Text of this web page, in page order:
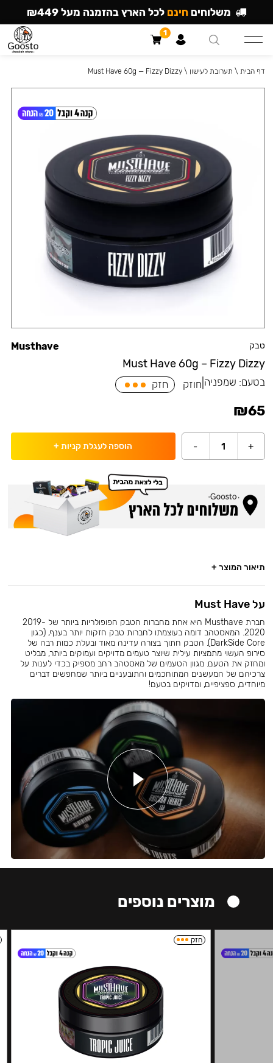
טבק
Must Have 60g – Fizzy Dizzy
Musthave
בטעם: שמפניה חוזק חזק
₪65
+
1
- הוספה לעגלת קניות +
דף הבית \ תערובת לעישון \
Must Have 60g — Fizzy Dizzy
תיאור המוצר +
על Must Have
חברת Musthave היא אחת מחברות הטבק הפופולריות ביותר של 2019-
2020. המאסטהב דומה בעוצמתו לחברות טבק חזקות יותר בענף, (כגון
DarkSide Core). הטבק חתוך בצורה עדינה מאוד ובעלת כמות רבה של
סירופ העשוי מתמציות עילית שיוצר טעמים מדויקים ועמוקים ביותר, מבליט
ומחזק את הטעם. מגוון הטעמים של מאסטהב רחב מספיק בכדי לענות על
צרכיהם של המעשנים המתוחכמים והתובעניים ביותר שמחפשים דברים
מיוחדים, ספציפיים, ומדויקים בטעם!
מוצרים נוספים
חזק
משלוחים חינם לכל הארץ בהזמנה מעל ₪449
1